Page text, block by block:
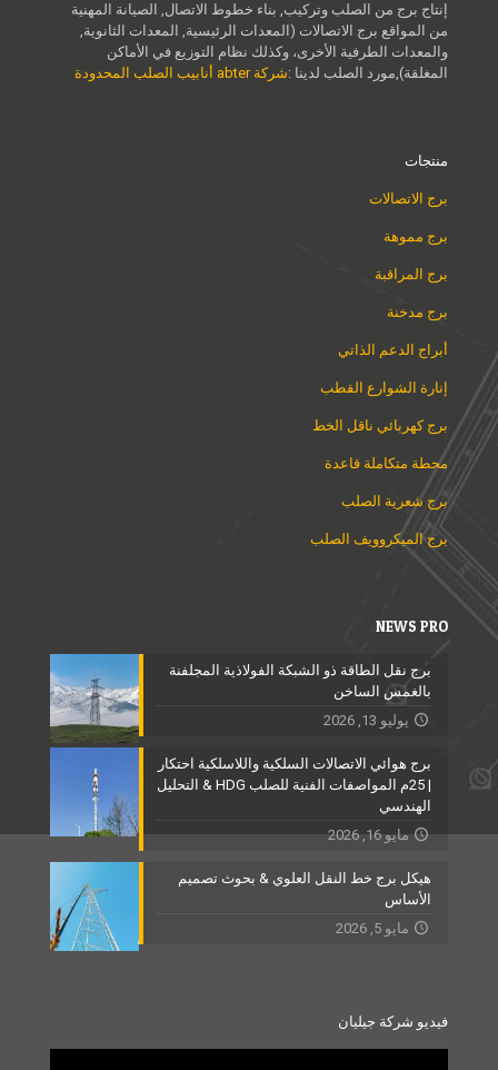
إنتاج برج من الصلب وتركيب, بناء خطوط الاتصال, الصيانة المهنية
من المواقع برج الاتصالات (المعدات الرئيسية, المعدات الثانوية,
والمعدات الطرفية الأخرى، وكذلك نظام التوزيع في الأماكن
المغلقة),مورد الصلب لدينا :شركة abter أنابيب الصلب المحدودة
منتجات
برج الاتصالات
برج مموهة
برج المراقبة
برج مدخنة
أبراج الدعم الذاتي
إنارة الشوارع القطب
برج كهربائي ناقل الخط
محطة متكاملة قاعدة
برج شعرية الصلب
برج الميكروويف الصلب
NEWS PRO
برج نقل الطاقة ذو الشبكة الفولاذية المجلفنة
بالغمس الساخن
يوليو 13, 2026
برج هوائي الاتصالات السلكية واللاسلكية احتكار
| 25م المواصفات الفنية للصلب HDG & التحليل
الهندسي
مايو 16, 2026
هيكل برج خط النقل العلوي & بحوث تصميم
الأساس
مايو 5, 2026
فيديو شركة جيليان